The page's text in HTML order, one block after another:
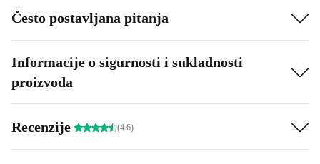
Često postavljana pitanja
Informacije o sigurnosti i sukladnosti
proizvoda
Recenzije (4.6)